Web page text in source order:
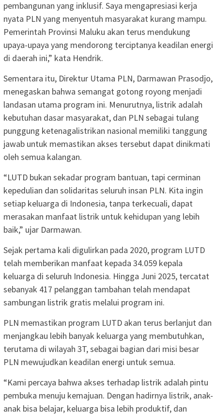
pembangunan yang inklusif. Saya mengapresiasi kerja
nyata PLN yang menyentuh masyarakat kurang mampu.
Pemerintah Provinsi Maluku akan terus mendukung
upaya-upaya yang mendorong terciptanya keadilan energi
di daerah ini,” kata Hendrik.
Sementara itu, Direktur Utama PLN, Darmawan Prasodjo,
menegaskan bahwa semangat gotong royong menjadi
landasan utama program ini. Menurutnya, listrik adalah
kebutuhan dasar masyarakat, dan PLN sebagai tulang
punggung ketenagalistrikan nasional memiliki tanggung
jawab untuk memastikan akses tersebut dapat dinikmati
oleh semua kalangan.
“LUTD bukan sekadar program bantuan, tapi cerminan
kepedulian dan solidaritas seluruh insan PLN. Kita ingin
setiap keluarga di Indonesia, tanpa terkecuali, dapat
merasakan manfaat listrik untuk kehidupan yang lebih
baik,” ujar Darmawan.
Sejak pertama kali digulirkan pada 2020, program LUTD
telah memberikan manfaat kepada 34.059 kepala
keluarga di seluruh Indonesia. Hingga Juni 2025, tercatat
sebanyak 417 pelanggan tambahan telah mendapat
sambungan listrik gratis melalui program ini.
PLN memastikan program LUTD akan terus berlanjut dan
menjangkau lebih banyak keluarga yang membutuhkan,
terutama di wilayah 3T, sebagai bagian dari misi besar
PLN mewujudkan keadilan energi untuk semua.
“Kami percaya bahwa akses terhadap listrik adalah pintu
pembuka menuju kemajuan. Dengan hadirnya listrik, anak-
anak bisa belajar, keluarga bisa lebih produktif, dan